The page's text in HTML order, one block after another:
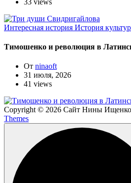
Интересная история История
Тимошенко и революция в
От ninaoft
31 июля, 2026
41 views
Copyright © 2026 Сайт Нины Ищенко
Themes